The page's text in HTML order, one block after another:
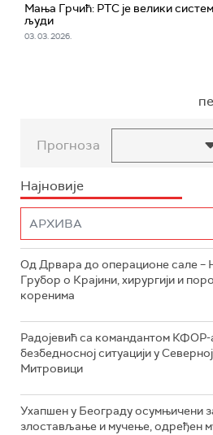
Мања Грчић: РТС је велики
људи
03. 03. 2026.
Прогноза
Најновије
Од Дрвара до операционе сале –
Грубор о Крајини, хирургији и
коренима
Радојевић са командантом КФОР-
безбедносној ситуацији у Северној
Митровици
Ухапшен у Београду осумњичени
злостављање и мучење, одређен